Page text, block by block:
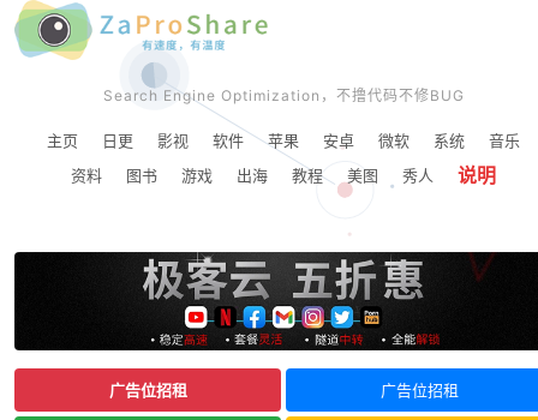
Search Engine Optimization，不撸代码不修BUG
主页 日更 影视 软件 苹果 安卓 微软 系统
音乐
资料
图书 游戏 出海 教程 美图 秀人 说明
广告位招租 广告位招租